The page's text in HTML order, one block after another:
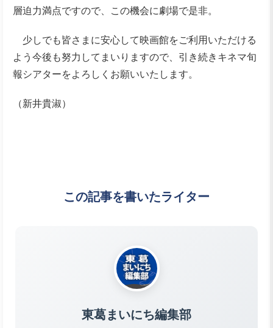
層迫力満点ですので、この機会に劇場で是非。
少しでも皆さまに安心して映画館をご利用いただける
よう今後も努力してまいりますので、引き続きキネマ旬
報シアターをよろしくお願いいたします。
（新井貴淑）
この記事を書いたライター
東葛まいにち編集部